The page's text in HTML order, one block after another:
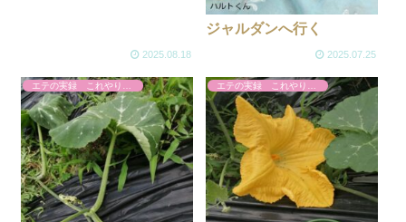
2025.08.18
ジャルダンへ行く
2025.07.25